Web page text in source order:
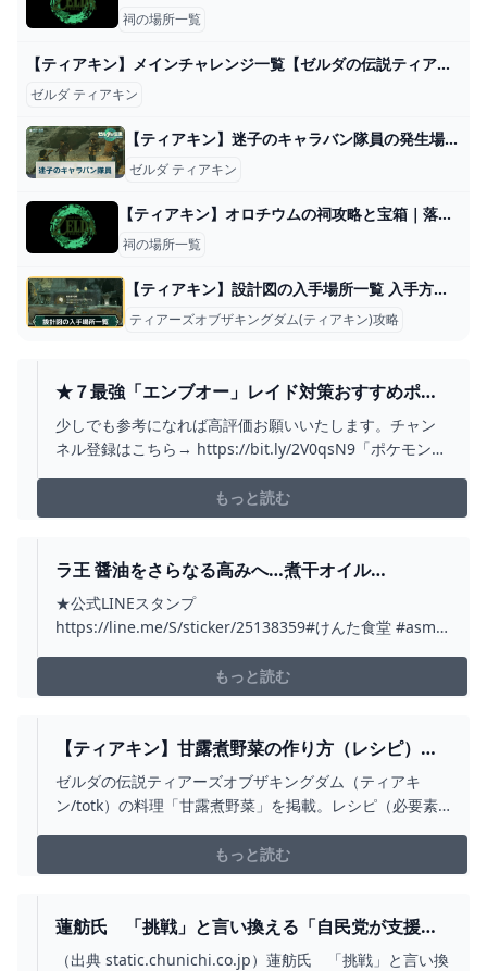
祠の場所一覧
【ティアキン】メインチャレンジ一覧【ゼルダの伝説ティアーズオブザキングダム】｜ゲームエイト
ゼルダ ティアキン
【ティアキン】迷子のキャラバン隊員の発生場所とやり方【ゼルダの伝説ティアーズオブザキングダム】 - 神ゲー攻略
ゼルダ ティアキン
【ティアキン】オロチウムの祠攻略と宝箱｜落ちる勇気【ゼルダの伝説ティアーズオブザキングダム】
祠の場所一覧
【ティアキン】設計図の入手場所一覧 入手方法と使い方【ゼルダの伝説ティアーズオブザキングダム】
ティアーズオブザキングダム(ティアキン)攻略
★７最強「エンブオー」レイド対策おすすめポケ
モン５選！知っておきたい技候補一覧や育成案ま
とめ【ポケモンSV】 - YOUTUBE
少しでも参考になれば高評価お願いいたします。チャン
ネル登録はこちら→ https://bit.ly/2V0qsN9「ポケモン
ンスター バイオレット』のゼロの秘宝の追加DLC碧の仮
面（緑の仮面）の後「後編・藍の円盤（青の円盤/蒼）の
もっと読む
ラ王 醤油をさらなる高みへ…煮干オイル
【ASMR】 #SHORTS - YOUTUBE
★公式LINEスタンプ
https://line.me/S/sticker/25138359#けんた食堂 #asmr
を指している。 煮干オイルは醤油系ラーメンを劇的に
美味しくするのだ。★けんた食堂のメンバーになってく
もっと読む
【ティアキン】甘露煮野菜の作り方（レシピ）と
効果【ゼルダの伝説ティアーズオブザキングダ
ム】 - 神ゲー攻略
ゼルダの伝説ティアーズオブザキングダム（ティアキ
ン/totk）の料理「甘露煮野菜」を掲載。レシピ（必要素
もっと読む
蓮舫氏 「挑戦」と言い換える「自民党が支援す
る人に絶対負けたくない！」 : 健康通信
（出典 static.chunichi.co.jp）蓮舫氏 「挑戦」と言い換